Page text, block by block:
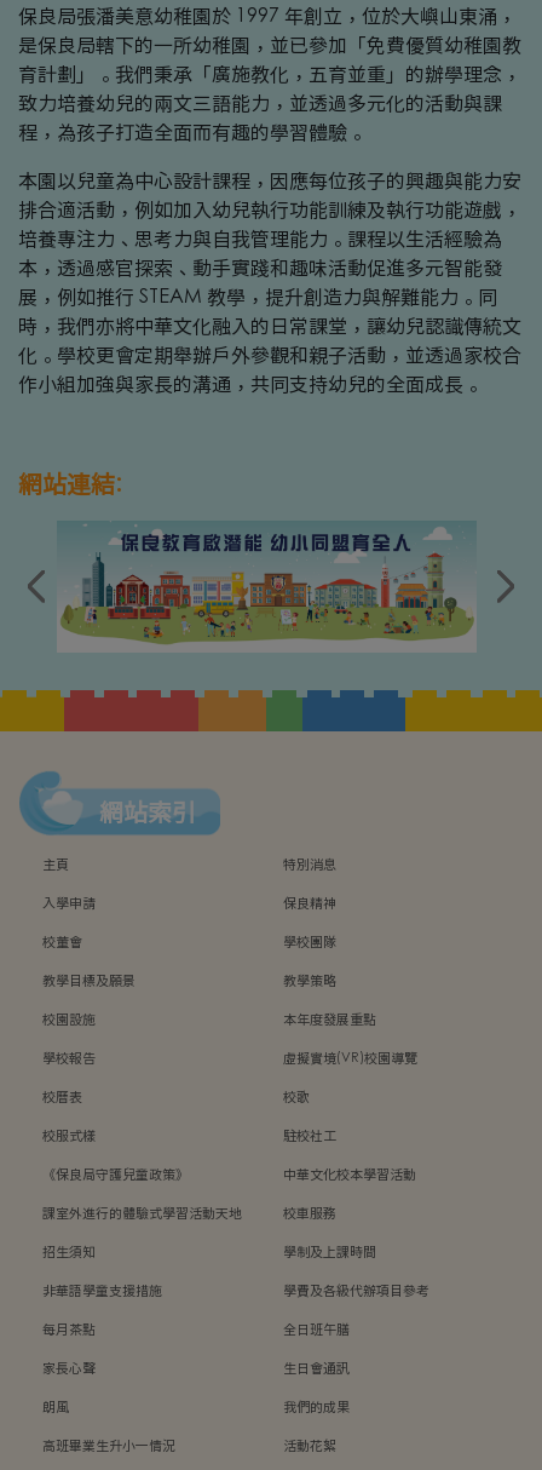
保良局張潘美意幼稚園於 1997 年創立，位於大嶼山東涌，
是保良局轄下的一所幼稚園，並已參加「免費優質幼稚園教
育計劃」。我們秉承「廣施教化，五育並重」的辦學理念，
致力培養幼兒的兩文三語能力，並透過多元化的活動與課
程，為孩子打造全面而有趣的學習體驗。
本園以兒童為中心設計課程，因應每位孩子的興趣與能力安
排合適活動，例如加入幼兒執行功能訓練及執行功能遊戲，
培養專注力、思考力與自我管理能力。課程以生活經驗為
本，透過感官探索、動手實踐和趣味活動促進多元智能發
展，例如推行 STEAM 教學，提升創造力與解難能力。同
時，我們亦將中華文化融入的日常課堂，讓幼兒認識傳統文
化。學校更會定期舉辦戶外參觀和親子活動，並透過家校合
作小組加強與家長的溝通，共同支持幼兒的全面成長。
網站連結:
網站索引
主頁
特別消息
入學申請
保良精神
校董會
學校團隊
教學目標及願景
教學策略
校園設施
本年度發展重點
學校報告
虛擬實境(VR)校園導覽
校曆表
校歌
校服式樣
駐校社工
《保良局守護兒童政策》
中華文化校本學習活動
課室外進行的體驗式學習活動天地
校車服務
招生須知
學制及上課時間
非華語學童支援措施
學費及各級代辦項目參考
每月茶點
全日班午膳
家長心聲
生日會通訊
朗風
我們的成果
高班畢業生升小一情況
活動花絮